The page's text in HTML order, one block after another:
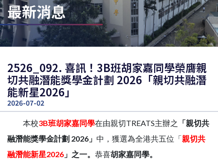
最新消息
2526_092. 喜訊！3B班胡家嘉同學榮膺親
切共融潛能獎學金計劃 2026「親切共融潛
能新星2026」
2026-07-02
本校3B班胡家嘉同學在由親切TREATS主辦之 「親切共
融潛能獎學金計劃 2026 」 中，獲選為全港共五位「親切共
融潛能新星2026 」之一。 恭喜胡家嘉同學。